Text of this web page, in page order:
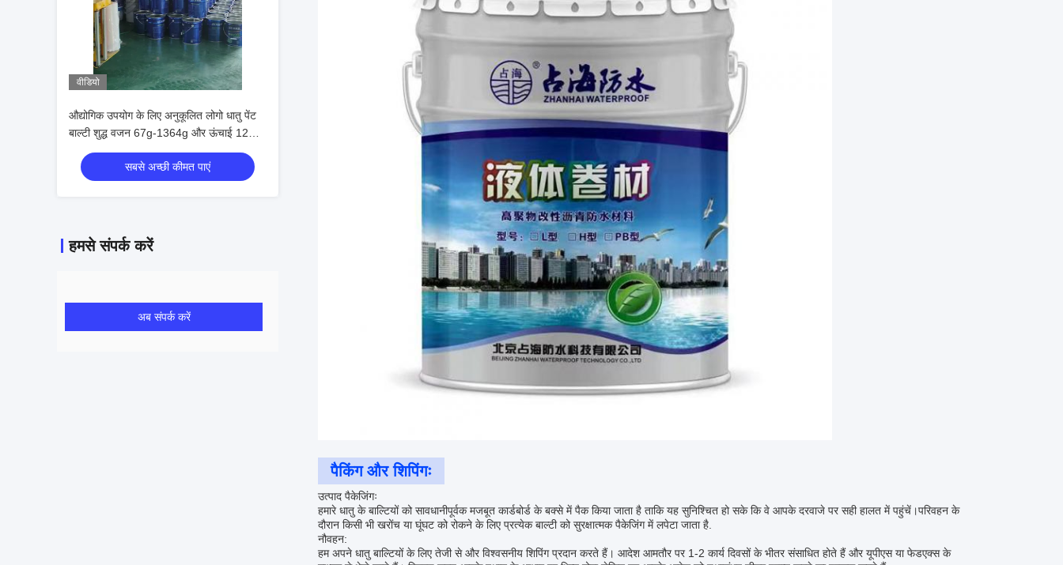
वीडियो
औद्योगिक उपयोग के लिए अनुकूलित लोगो धातु पेंट
बाल्टी शुद्ध वजन 67g-1364g और ऊंचाई 12
सेमी-43 सेमी के साथ
सबसे अच्छी कीमत पाएं
हमसे संपर्क करें
अब संपर्क करें
पैकिंग और शिपिंगः
उत्पाद पैकेजिंगः
हमारे धातु के बाल्टियों को सावधानीपूर्वक मजबूत कार्डबोर्ड के बक्से में पैक किया जाता है ताकि यह सुनिश्चित हो सके कि वे आपके दरवाजे पर सही हालत में पहुंचें।परिवहन के
दौरान किसी भी खरोंच या घूंघट को रोकने के लिए प्रत्येक बाल्टी को सुरक्षात्मक पैकेजिंग में लपेटा जाता है.
नौवहन:
हम अपने धातु बाल्टियों के लिए तेजी से और विश्वसनीय शिपिंग प्रदान करते हैं। आदेश आमतौर पर 1-2 कार्य दिवसों के भीतर संसाधित होते हैं और यूपीएस या फेडएक्स के